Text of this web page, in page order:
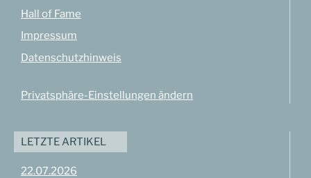
Hall of Fame
Impressum
Datenschutzhinweis
Privatsphäre-Einstellungen ändern
LETZTE ARTIKEL
22.07.2026